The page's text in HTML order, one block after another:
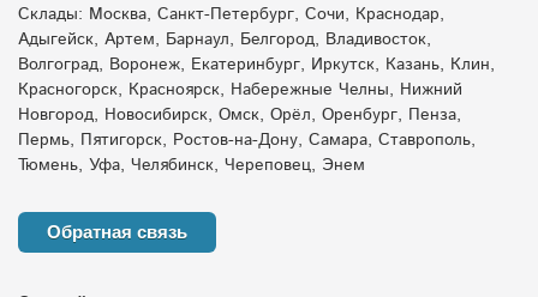
Склады: Москва, Санкт-Петербург, Сочи, Краснодар,
Адыгейск, Артем, Барнаул, Белгород, Владивосток,
Волгоград, Воронеж, Екатеринбург, Иркутск, Казань, Клин,
Красногорск, Красноярск, Набережные Челны, Нижний
Новгород, Новосибирск, Омск, Орёл, Оренбург, Пенза,
Пермь, Пятигорск, Ростов-на-Дону, Самара, Ставрополь,
Тюмень, Уфа, Челябинск, Череповец, Энем
Обратная связь